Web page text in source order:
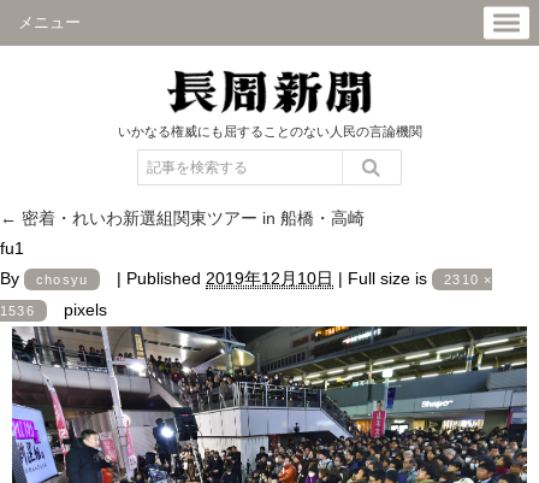
メニュー
いかなる権威にも屈することのない人民の言論機関
← 密着・れいわ新選組関東ツアー in 船橋・高崎
fu1
By
chosyu | Published 2019年12月10日 | Full size is 2310 ×
1536 pixels